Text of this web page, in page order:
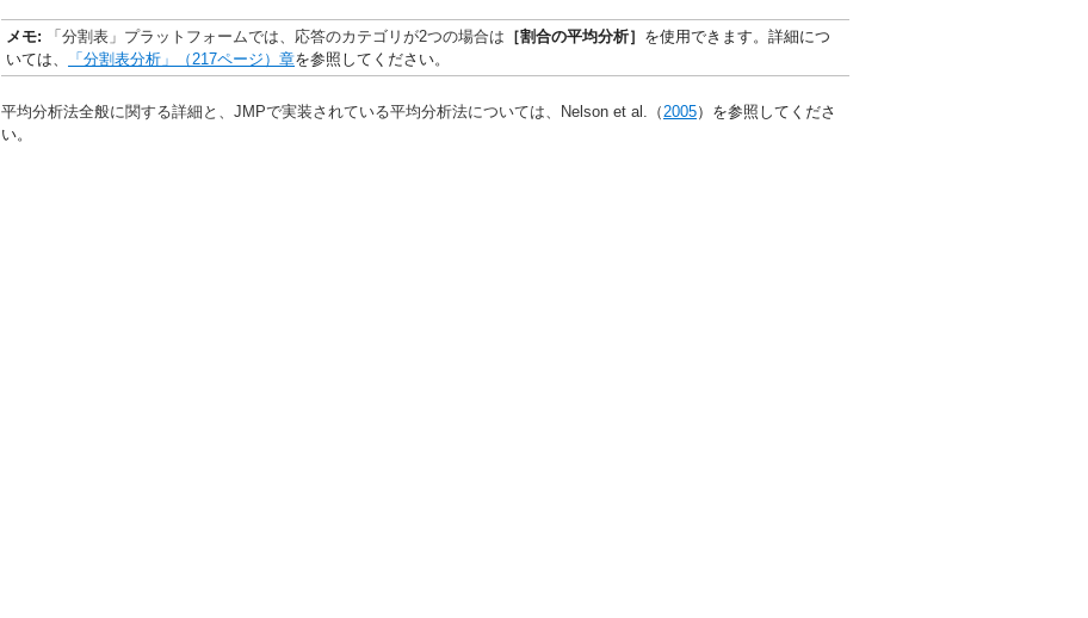
メモ: 「分割表」プラットフォームでは、応答のカテゴリが2つの場合は ［割合の平均分析］ を使用できます。詳細につ
いては、
「分割表分析」 （217ページ）章を参照してください。
平均分析法全般に関する詳細と、JMPで実装されている平均分析法については、Nelson et al.（ 2005）を参照してくださ
い。